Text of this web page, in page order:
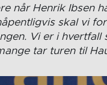
når Henrik Ibsen
skal vi
Vi er i
tar turen til